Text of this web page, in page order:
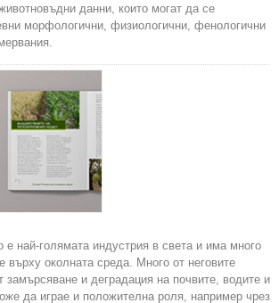
данни, които могат да се
морфологични, физиологични, фенологични
е най-голямата индустрия в света и има много
върху околната среда. Много от неговите
замърсяване и деградация на почвите, водите и
да играе и положителна роля, например чрез